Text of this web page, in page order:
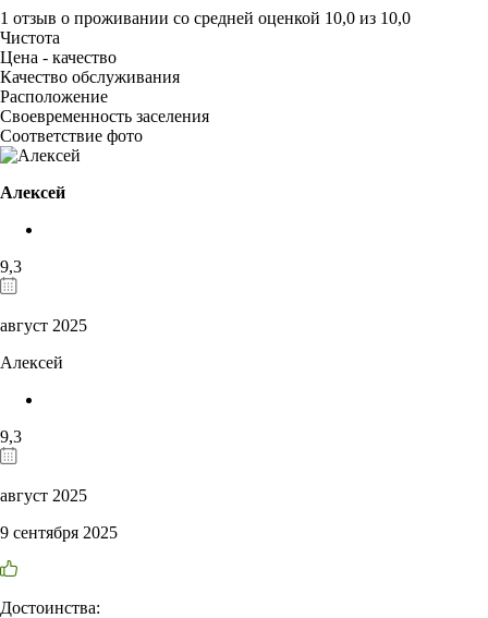
1 отзыв о проживании со средней оценкой 10,0 из 10,0
Чистота
Цена - качество
Качество обслуживания
Расположение
Своевременность заселения
Соответствие фото
Алексей
9,3
август 2025
Алексей
9,3
август 2025
9 сентября 2025
Достоинства: